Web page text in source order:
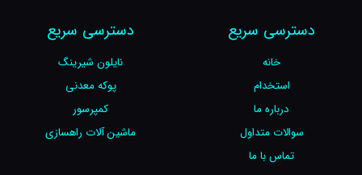
دسترسی سریع
خانه
استخدام
درباره ما
سوالات متداول
تماس با ما
دسترسی سریع
نایلون شیرینگ
پوکه معدنی
کمپرسور
ماشین آلات راهسازی